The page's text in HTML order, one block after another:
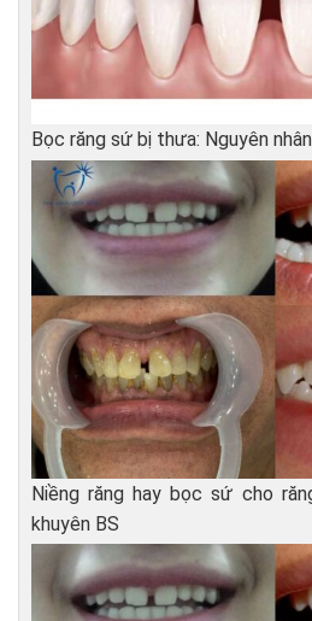
Bọc răng sứ bị thưa: Nguyên
Niềng răng hay bọc sứ cho
khuyên BS